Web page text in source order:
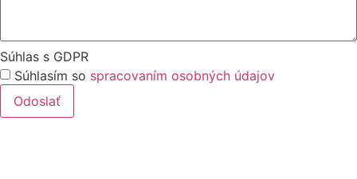
Súhlas s GDPR
Súhlasím so spracovaním osobných údajov
Odoslať